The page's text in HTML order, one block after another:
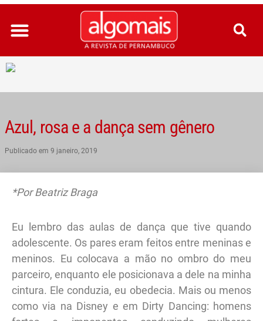
Ir
para
conteúdo
Azul, rosa e a dança sem gênero
Publicado em 9 janeiro, 2019
*Por Beatriz Braga
Eu lembro das aulas de dança que tive quando
adolescente. Os pares eram feitos entre meninas e
meninos. Eu colocava a mão no ombro do meu
parceiro, enquanto ele posicionava a dele na minha
cintura. Ele conduzia, eu obedecia. Mais ou menos
como via na Disney e em Dirty Dancing: homens